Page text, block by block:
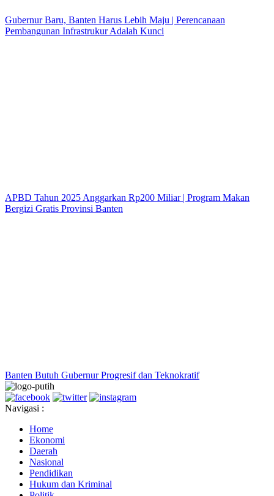
Gubernur Baru, Banten Harus Lebih Maju | Perencanaan
Pembangunan Infrastrukur Adalah Kunci
APBD Tahun 2025 Anggarkan Rp200 Miliar | Program Makan
Bergizi Gratis Provinsi Banten
Banten Butuh Gubernur Progresif dan Teknokratif
Navigasi :
Home
Ekonomi
Daerah
Nasional
Pendidikan
Hukum dan Kriminal